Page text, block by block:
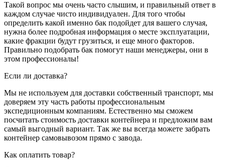
Такой вопрос мы очень часто слышим, и правильный ответ в
каждом случае чисто индивидуален. Для того чтобы
определить какой именно бак подойдет для вашего случая,
нужна более подробная информация о месте эксплуатации,
какие фракции будут грузиться, и еще много факторов.
Правильно подобрать бак помогут наши менеджеры, они в
этом профессионалы!
Если ли доставка?
Мы не используем для доставки собственный транспорт, мы
доверяем эту часть работы профессиональным
экспедиционным компаниям. Естественно мы сможем
посчитать стоимость доставки контейнера и предложим вам
самый выгодный вариант. Так же вы всегда можете забрать
контейнер самовывозом прямо с завода.
Как оплатить товар?